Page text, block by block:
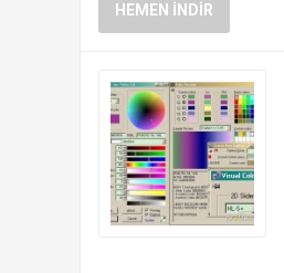
HEMEN İNDIR